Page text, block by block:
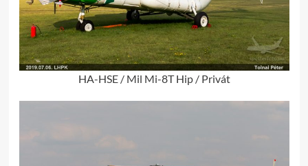
HA-HSE / Mil Mi-8T Hip / Privát